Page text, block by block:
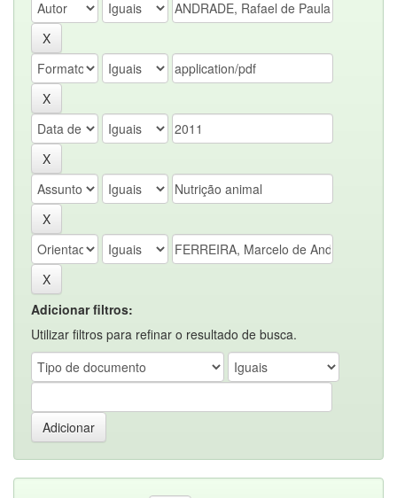
Adicionar filtros:
Utilizar filtros para refinar o resultado de busca.